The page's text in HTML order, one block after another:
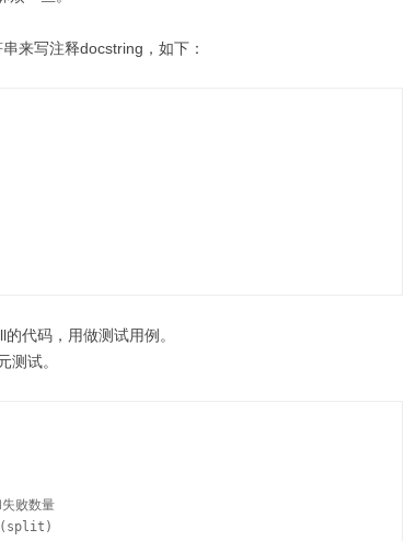
来写注释docstring，如下：
代码，用做测试用例。
测试。
败数量